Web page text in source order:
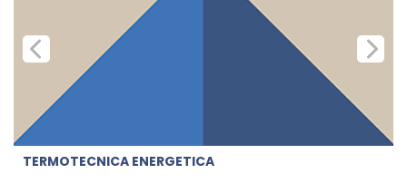
TERMOTECNICA ENERGETICA